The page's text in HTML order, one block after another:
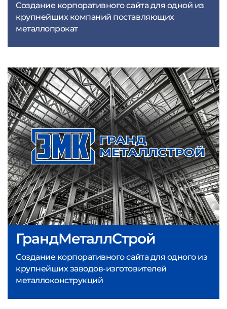
ГрандМеталлСтрой
Создание корпоративного сайта для одного из
крупнейших заводов-изготовителей
металлоконструкций
Создание корпоративного сайта для одной из
крупнейших компаний поставляющих
металлопрокат